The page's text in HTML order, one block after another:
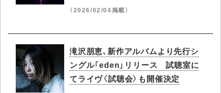
（2026/02/04掲載）
滝沢朋恵、新作アルバムより先行シ
ングル「eden」リリース 試聴室に
てライヴ〈試聴会〉も開催決定